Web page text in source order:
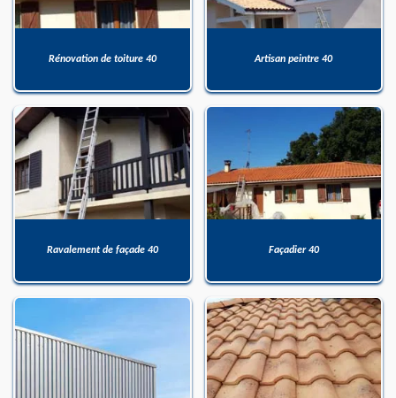
Rénovation de toiture 40 Artisan peintre 40
Ravalement de façade 40 Façadier 40